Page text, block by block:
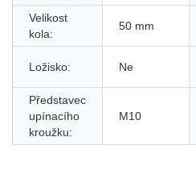
Velikost
kola:
50 mm
Ložisko: Ne
Představec
upínacího
kroužku:
M10